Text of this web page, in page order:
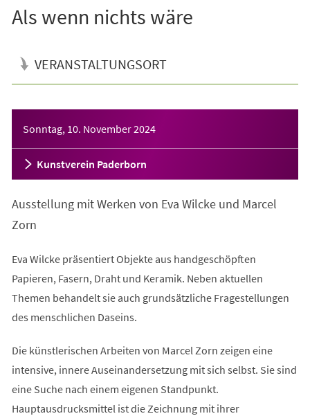
Als wenn nichts wäre
VERANSTALTUNGSORT
Sonntag, 10. November 2024
Kunstverein Paderborn
Ausstellung mit Werken von Eva Wilcke und Marcel
Zorn
Eva Wilcke präsentiert Objekte aus handgeschöpften
Papieren, Fasern, Draht und Keramik. Neben aktuellen
Themen behandelt sie auch grundsätzliche Fragestellungen
des menschlichen Daseins.
Die künstlerischen Arbeiten von Marcel Zorn zeigen eine
intensive, innere Auseinandersetzung mit sich selbst. Sie sind
eine Suche nach einem eigenen Standpunkt.
Hauptausdrucksmittel ist die Zeichnung mit ihrer